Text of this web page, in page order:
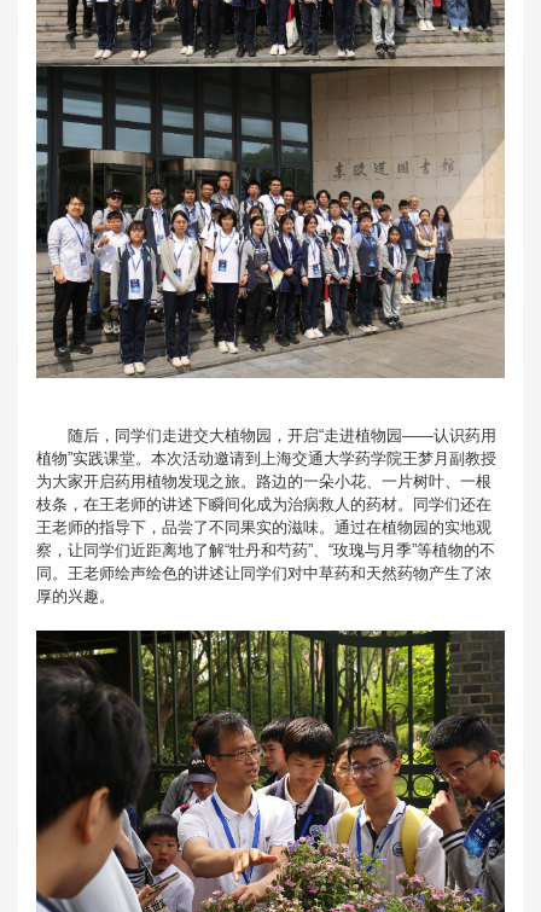
随后，同学们走进交大植物园，开启“走进植物园——认识药用
植物”实践课堂。本次活动邀请到上海交通大学药学院王梦月副教授
为大家开启药用植物发现之旅。路边的一朵小花、一片树叶、一根
枝条，在王老师的讲述下瞬间化成为治病救人的药材。同学们还在
王老师的指导下，品尝了不同果实的滋味。通过在植物园的实地观
察，让同学们近距离地了解“牡丹和芍药”、“玫瑰与月季”等植物的不
同。王老师绘声绘色的讲述让同学们对中草药和天然药物产生了浓
厚的兴趣。